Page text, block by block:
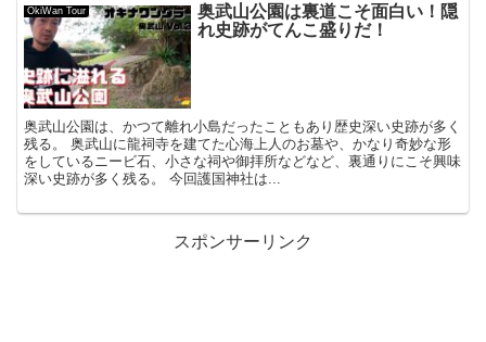
OkiWan Tour
奥武山公園は裏道こそ面白い！隠
れ史跡がてんこ盛りだ！
奥武山公園は、かつて離れ小島だったこともあり歴史深い史跡が多く
残る。 奥武山に龍祠寺を建てた心海上人のお墓や、かなり奇妙な形
をしているニービ石、小さな祠や御拝所などなど、裏通りにこそ興味
深い史跡が多く残る。 今回護国神社は...
スポンサーリンク